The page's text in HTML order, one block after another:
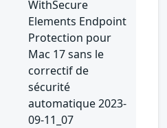
WithSecure
Elements Endpoint
Protection pour
Mac 17 sans le
correctif de
sécurité
automatique 2023-
09-11_07